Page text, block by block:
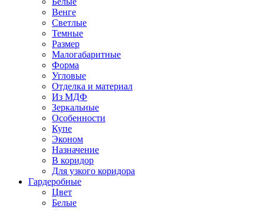
Венге
Светлые
Темные
Размер
Малогабаритные
Форма
Угловые
Отделка и материал
Из МДФ
Зеркальные
Особенности
Купе
Эконом
Назначение
В коридор
Для узкого коридора
Гардеробные
Цвет
Белые